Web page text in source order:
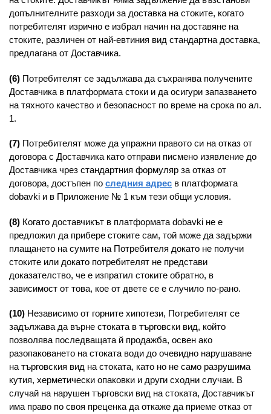
допълнителните разходи за доставка на стоките, когато
потребителят изрично е избрал начин на доставяне на
стоките, различен от най-евтиния вид стандартна доставка,
предлагана от Доставчика.
(6) Потребителят се задължава да съхранява получените
Доставчика в платформата стоки и да осигури запазването
на тяхното качество и безопасност по време на срока по ал.
1.
(7) Потребителят може да упражни правото си на отказ от
договора с Доставчика като отправи писмено изявление до
Доставчика чрез стандартния формуляр за отказ от
договора, достъпен по следния адреc в платформата
dobavki и в Приложение № 1 към тези общи условия.
(8) Когато доставчикът в платформата dobavki не е
предложил да прибере стоките сам, той може да задържи
плащането на сумите на Потребителя докато не получи
стоките или докато потребителят не представи
доказателство, че е изпратил стоките обратно, в
зависимост от това, кое от двете се е случило по-рано.
(10) Независимо от горните хипотези, Потребителят се
задължава да върне стоката в търговски вид, който
позволява последващата й продажба, освен ако
разопаковането на стоката води до очевидно нарушаване
на търговския вид на стоката, като но не само разрушима
кутия, херметически опаковки и други сходни случаи. В
случай на нарушен търговски вид на стоката, Доставчикът
има право по своя преценка да откаже да приеме отказ от